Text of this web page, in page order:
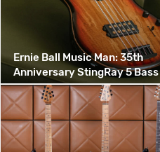
Ernie Ball Music Man: 35th
Anniversary StingRay 5 Bass